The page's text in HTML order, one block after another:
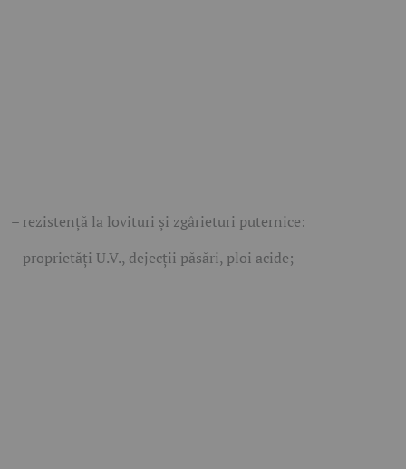
– rezistență la lovituri şi zgârieturi puternice:
– proprietăţi U.V., dejecţii păsări, ploi acide;